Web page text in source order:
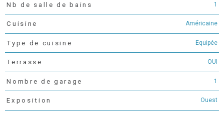
Nb de salle de bains 1
Cuisine Américaine
Type de cuisine Equipée
Terrasse OUI
Nombre de garage 1
Exposition Ouest